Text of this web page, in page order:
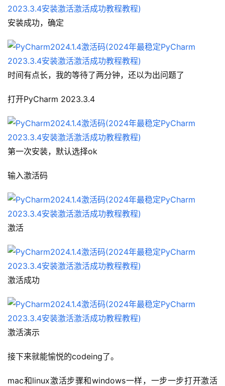
安装成功，确定
时间有点长，我的等待了两分钟，还以为出问题了
打开PyCharm 2023.3.4
第一次安装，默认选择ok
输入激活码
激活
激活成功
激活演示
接下来就能愉悦的codeing了。
mac和linux激活步骤和windows一样，一步一步打开激活